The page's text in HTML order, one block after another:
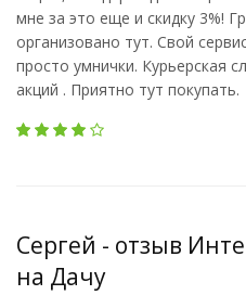
мне за это еще и скидку 3%!
организовано тут. Свой
просто умнички. Курьерская
акций . Приятно тут покупать.
Сергей - отзыв
на Дачу